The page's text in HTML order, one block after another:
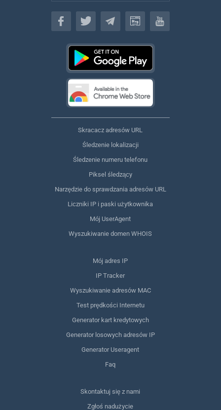
Polski
Skracacz adresów URL
Śledzenie lokalizacji
Śledzenie numeru telefonu
Piksel śledzący
Narzędzie do sprawdzania adresów URL
Liczniki IP i paski użytkownika
Mój UserAgent
Wyszukiwanie domen WHOIS
Mój adres IP
IP Tracker
Wyszukiwanie adresów MAC
Test prędkości Internetu
Generator kart kredytowych
Generator losowych adresów IP
Generator Useragent
Faq
Skontaktuj się z nami
Zgłoś nadużycie